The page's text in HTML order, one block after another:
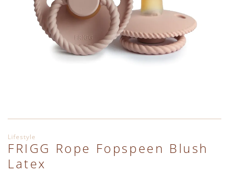
Ga naar het begin van de afbeeldingen-gallerij
Lifestyle
FRIGG Rope Fopspeen Blush
Latex